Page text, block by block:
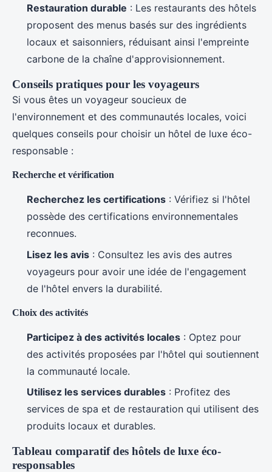
Restauration durable : Les restaurants des hôtels
proposent des menus basés sur des ingrédients
locaux et saisonniers, réduisant ainsi l'empreinte
carbone de la chaîne d'approvisionnement.
Conseils pratiques pour les voyageurs
Si vous êtes un voyageur soucieux de
l'environnement et des communautés locales, voici
quelques conseils pour choisir un hôtel de luxe éco-
responsable :
Recherche et vérification
Recherchez les certifications : Vérifiez si l'hôtel
possède des certifications environnementales
reconnues.
Lisez les avis : Consultez les avis des autres
voyageurs pour avoir une idée de l'engagement
de l'hôtel envers la durabilité.
Choix des activités
Participez à des activités locales : Optez pour
des activités proposées par l'hôtel qui soutiennent
la communauté locale.
Utilisez les services durables : Profitez des
services de spa et de restauration qui utilisent des
produits locaux et durables.
Tableau comparatif des hôtels de luxe éco-
responsables